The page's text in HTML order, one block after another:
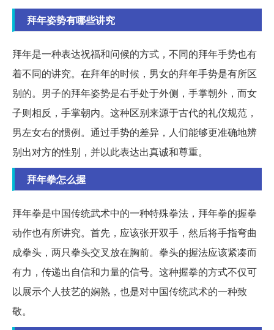
拜年姿势有哪些讲究
拜年是一种表达祝福和问候的方式，不同的拜年手势也有
着不同的讲究。在拜年的时候，男女的拜年手势是有所区
别的。男子的拜年姿势是右手处于外侧，手掌朝外，而女
子则相反，手掌朝内。这种区别来源于古代的礼仪规范，
男左女右的惯例。通过手势的差异，人们能够更准确地辨
别出对方的性别，并以此表达出真诚和尊重。
拜年拳怎么握
拜年拳是中国传统武术中的一种特殊拳法，拜年拳的握拳
动作也有所讲究。首先，应该张开双手，然后将手指弯曲
成拳头，两只拳头交叉放在胸前。拳头的握法应该紧凑而
有力，传递出自信和力量的信号。这种握拳的方式不仅可
以展示个人技艺的娴熟，也是对中国传统武术的一种致
敬。